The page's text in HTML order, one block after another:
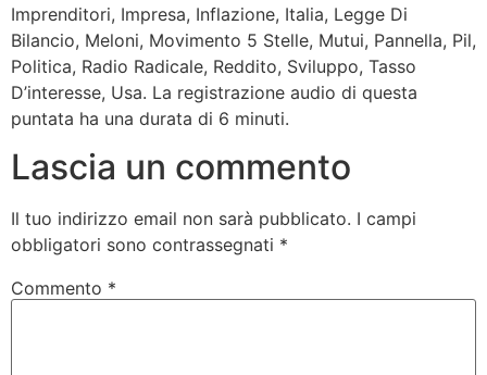
Imprenditori, Impresa, Inflazione, Italia, Legge Di
Bilancio, Meloni, Movimento 5 Stelle, Mutui, Pannella, Pil,
Politica, Radio Radicale, Reddito, Sviluppo, Tasso
D’interesse, Usa. La registrazione audio di questa
puntata ha una durata di 6 minuti.
Lascia un commento
Il tuo indirizzo email non sarà pubblicato. I campi
obbligatori sono contrassegnati *
Commento *